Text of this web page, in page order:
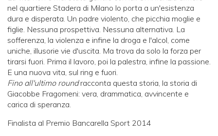
nel quartiere Stadera di Milano lo porta a un'esistenza
dura e disperata. Un padre violento, che picchia moglie e
figlie. Nessuna prospettiva. Nessuna alternativa. La
sofferenza, la violenza e infine la droga e l'alcol, come
uniche, illusorie vie d'uscita. Ma trova da solo la forza per
tirarsi fuori. Prima il lavoro, poi la palestra, infine la passione.
E una nuova vita, sul ring e fuori.
Fino all'ultimo roundracconta questa storia, la storia di
Giacobbe Fragomeni: vera, drammatica, avvincente e
carica di speranza.
Finalista al Premio Bancarella Sport 2014